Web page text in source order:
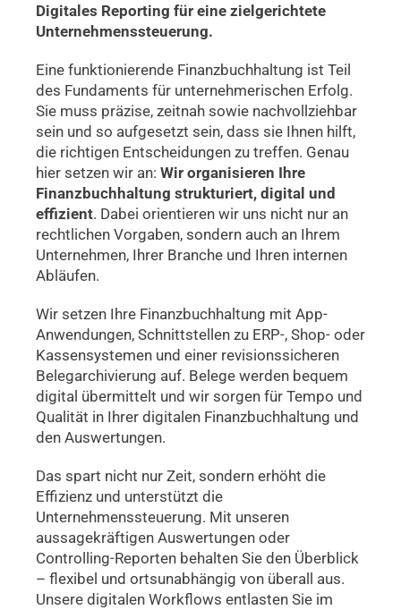
Digitales Reporting für eine zielgerichtete
Unternehmenssteuerung.
Eine funktionierende Finanzbuchhaltung ist Teil
des Fundaments für unternehmerischen Erfolg.
Sie muss präzise, zeitnah sowie nachvollziehbar
sein und so aufgesetzt sein, dass sie Ihnen hilft,
die richtigen Entscheidungen zu treffen. Genau
hier setzen wir an: Wir organisieren Ihre
Finanzbuchhaltung strukturiert, digital und
effizient. Dabei orientieren wir uns nicht nur an
rechtlichen Vorgaben, sondern auch an Ihrem
Unternehmen, Ihrer Branche und Ihren internen
Abläufen.
Wir setzen Ihre Finanzbuchhaltung mit App-
Anwendungen, Schnittstellen zu ERP-, Shop- oder
Kassensystemen und einer revisionssicheren
Belegarchivierung auf. Belege werden bequem
digital übermittelt und wir sorgen für Tempo und
Qualität in Ihrer digitalen Finanzbuchhaltung und
den Auswertungen.
Das spart nicht nur Zeit, sondern erhöht die
Effizienz und unterstützt die
Unternehmenssteuerung. Mit unseren
aussagekräftigen Auswertungen oder
Controlling-Reporten behalten Sie den Überblick
– flexibel und ortsunabhängig von überall aus.
Unsere digitalen Workflows entlasten Sie im